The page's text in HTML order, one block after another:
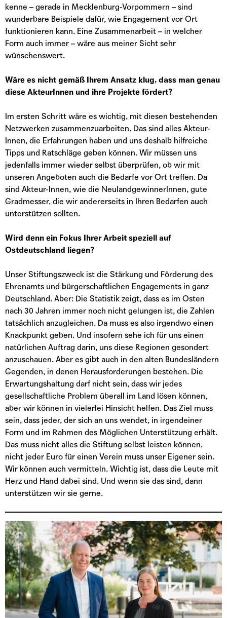
kenne – gerade in Mecklenburg-Vorpommern – sind
wunderbare Beispiele dafür, wie Engagement vor Ort
funktionieren kann. Eine Zusammenarbeit – in welcher
Form auch immer – wäre aus meiner Sicht sehr
wünschenswert.
Wäre es nicht gemäß Ihrem Ansatz klug, dass man genau
diese AkteurInnen und ihre Projekte fördert?
Im ersten Schritt wäre es wichtig, mit diesen bestehenden
Netzwerken zusammenzuarbeiten. Das sind alles Akteur-
Innen, die Erfahrungen haben und uns deshalb hilfreiche
Tipps und Ratschläge geben können. Wir müssen uns
jedenfalls immer wieder selbst überprüfen, ob wir mit
unseren Angeboten auch die Bedarfe vor Ort treffen. Da
sind Akteur-Innen, wie die NeulandgewinnerInnen, gute
Gradmesser, die wir andererseits in Ihren Bedarfen auch
unterstützen sollten.
Wird denn ein Fokus Ihrer Arbeit speziell auf
Ostdeutschland liegen?
Unser Stiftungszweck ist die Stärkung und Förderung des
Ehrenamts und bürgerschaftlichen Engagements in ganz
Deutschland. Aber: Die Statistik zeigt, dass es im Osten
nach 30 Jahren immer noch nicht gelungen ist, die Zahlen
tatsächlich anzugleichen. Da muss es also irgendwo einen
Knackpunkt geben. Und insofern sehe ich für uns einen
natürlichen Auftrag darin, uns diese Regionen gesondert
anzuschauen. Aber es gibt auch in den alten Bundesländern
Gegenden, in denen Herausforderungen bestehen. Die
Erwartungshaltung darf nicht sein, dass wir jedes
gesellschaftliche Problem überall im Land lösen können,
aber wir können in vielerlei Hinsicht helfen. Das Ziel muss
sein, dass jeder, der sich an uns wendet, in irgendeiner
Form und im Rahmen des Möglichen Unterstützung erhält.
Das muss nicht alles die Stiftung selbst leisten können,
nicht jeder Euro für einen Verein muss unser Eigener sein.
Wir können auch vermitteln. Wichtig ist, dass die Leute mit
Herz und Hand dabei sind. Und wenn sie das sind, dann
unterstützen wir sie gerne.